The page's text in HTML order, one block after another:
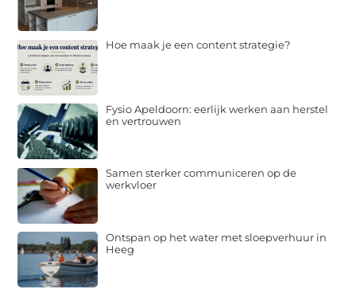
Hoe maak je een content strategie?
Fysio Apeldoorn: eerlijk werken aan herstel
en vertrouwen
Samen sterker communiceren op de
werkvloer
Ontspan op het water met sloepverhuur in
Heeg